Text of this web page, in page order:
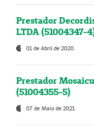
Prestador
LTDA (51004347-
01 de Abril de 2020
Prestador
(51004355-5)
07 de Maio de 2021